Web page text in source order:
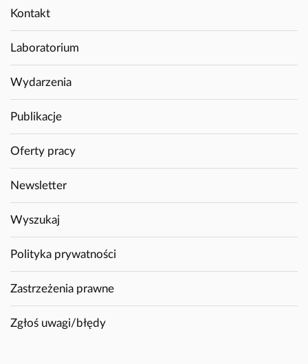
Kontakt
Laboratorium
Wydarzenia
Publikacje
Oferty pracy
Newsletter
Wyszukaj
Polityka prywatności
Zastrzeżenia prawne
Zgłoś uwagi/błędy